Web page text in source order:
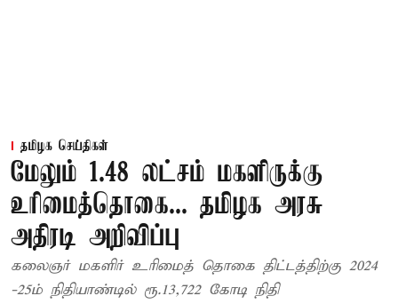
தமிழக செய்திகள்
மேலும் 1.48 லட்சம் மகளிருக்கு
உரிமைத்தொகை... தமிழக அரசு
அதிரடி அறிவிப்பு
கலைஞர் மகளிர் உரிமைத் தொகை திட்டத்திற்கு 2024
-25ம் நிதியாண்டில் ரூ.13,722 கோடி நிதி